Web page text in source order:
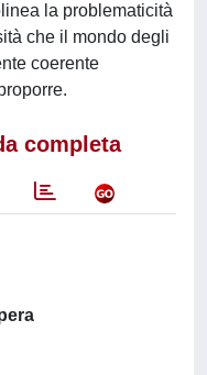
la problematicità
che il mondo degli
coerente
completa